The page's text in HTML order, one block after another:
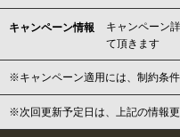
キャンペーン情報
キャンペーン
て頂きます
※キャンペーン適用には、制約条
※次回更新予定日は、上記の情報